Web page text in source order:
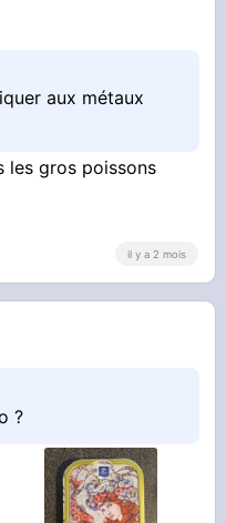
aux métaux
les gros poissons
il y a 2 mois
?